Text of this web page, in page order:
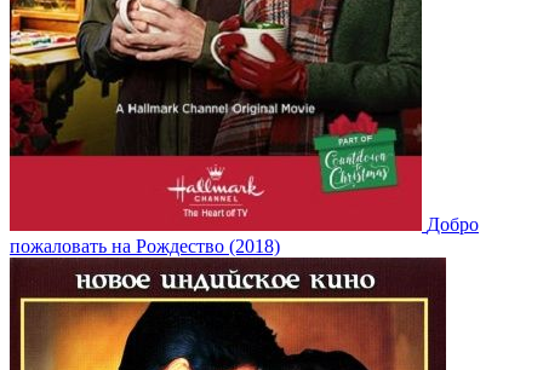
Добро
пожаловать на Рождество (2018)